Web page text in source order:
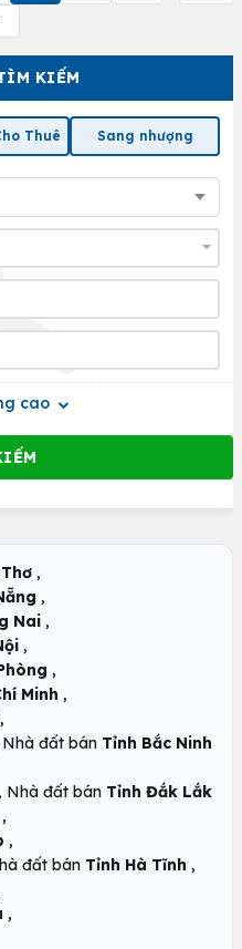
KIẾM
Thuê Sang nhượng
cao
,
,
Nai ,
,
,
Minh ,
,
Nhà đất bán Tỉnh Bắc Ninh
Nhà đất bán Tỉnh Đắk Lắk
,
,
đất bán Tỉnh Hà Tĩnh ,
,